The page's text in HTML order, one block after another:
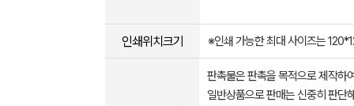
인쇄위치크기 ※인쇄 가능한 최대 사이즈는
판촉물은 판촉을 목적으로 제작하
일반상품으로 판매는 신중히 판단